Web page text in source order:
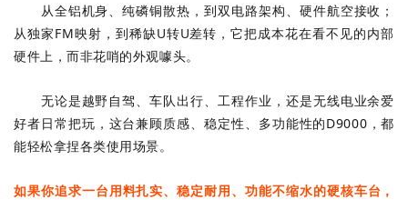
从全铝机身、纯磷铜散热，到双电路架构、硬件航空接收；
从独家FM映射，到稀缺U转U差转，它把成本花在看不见的内部
硬件上，而非花哨的外观噱头。
无论是越野自驾、车队出行、工程作业，还是无线电业余爱
好者日常把玩，这台兼顾质感、稳定性、多功能性的D9000，都
能轻松拿捏各类使用场景。
如果你追求一台用料扎实、稳定耐用、功能不缩水的硬核车台，